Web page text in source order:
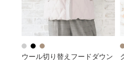
ウール切り替えフードダウン